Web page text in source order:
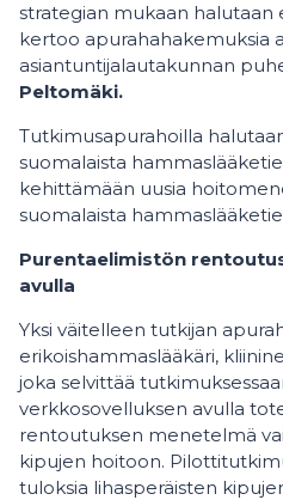
strategian mukaan halutaan
kertoo apurahahakemuksia
asiantuntijalautakunnan
Peltomäki.
Tutkimusapurahoilla
suomalaista
kehittämään uusia
suomalaista
Purentaelimistön
avulla
Yksi väitelleen tutkijan
erikoishammaslääkäri,
joka selvittää
verkkosovelluksen avulla
rentoutuksen menetelmä
kipujen hoitoon.
tuloksia lihasperäisten